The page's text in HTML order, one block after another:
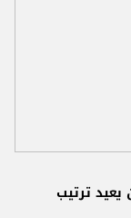
يعيد ترتيب